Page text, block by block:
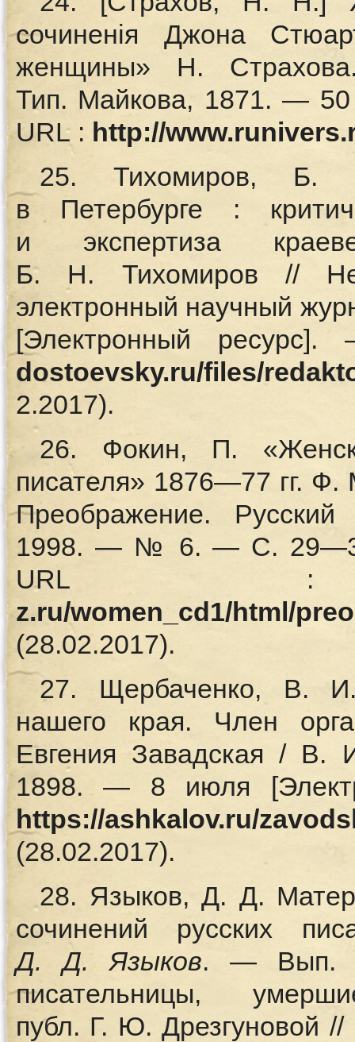
сочиненiя Джона
женщины» Н.
Тип. Майкова, 1871. —
URL : http://
25. Тихомиров, Б.
в Петербурге :
и экспертиза
Б. Н. Тихомиров //
электронный научный
[Электронный
dostoevsky.ru/files/
2.2017).
26. Фокин, П.
писателя» 1876—77 гг.
Преображение.
1998. — № 6. — С.
z.ru/women_cd1/html/
(28.02.2017).
27. Щербаченко, В.
нашего края. Член
Евгения Завадская /
1898. — 8 июля
https://ashkalov.ru/
(28.02.2017).
28. Языков, Д. Д.
сочинений русских
Д.
Д. Языков. — Вып.
писательницы,
публ. Г. Ю. Дрезгуновой